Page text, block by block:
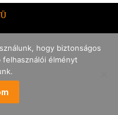
hogy biztonságos
élményt